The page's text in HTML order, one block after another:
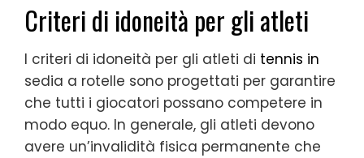
Criteri di idoneità per gli atleti
I criteri di idoneità per gli atleti di tennis in
sedia a rotelle sono progettati per garantire
che tutti i giocatori possano competere in
modo equo. In generale, gli atleti devono
avere un’invalidità fisica permanente che